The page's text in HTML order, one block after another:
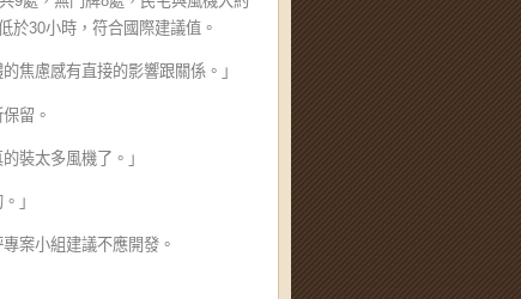
於30小時，符合國際建議值。
焦慮感有直接的影響跟關係。」
留。
裝太多風機了。」
」
案小組建議不應開發。